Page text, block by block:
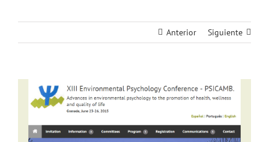
Anterior Siguiente
imagen
más